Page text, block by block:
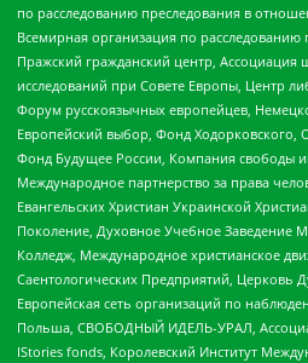
по расследованию преследования в
Всемирная организация по расследованию
Пражский гражданский центр, Ассоциация
исследований при Совете Европы, Центр
Форум русскоязычных европейцев,
Европейский выбор, Фонд Ходорковского,
Фонд Будущее России, Компания свободы
Международное партнерство за права
Евангельских Христиан Украинской
Поколение, Духовное Учебное Заведение
Колледж, Международное христианское
Саентологических Предприятий, Церковь
Европейская сеть организаций по
Польша, СВОБОДНЫЙ ИДЕЛЬ-УРАЛ,
IStories fonds, Королевский Институт